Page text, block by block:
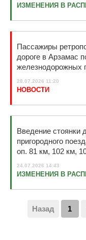
ИЗМЕНЕНИЯ В
Пассажиры
дороге в Арзамас
железнодорожных
28.07.2026 11:20
НОВОСТИ
Введение стоянки
пригородного
оп. 81 км, 102 км,
24.07.2026 14:43
ИЗМЕНЕНИЯ В
Назад 1